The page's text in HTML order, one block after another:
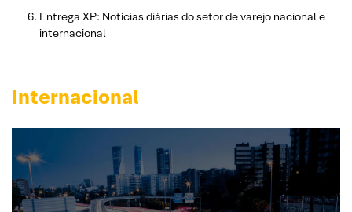
Entrega XP: Notícias diárias do setor de varejo nacional e
internacional
Internacional